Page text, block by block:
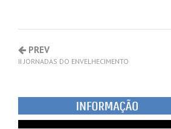
PREV
II JORNADAS DO ENVELHECIMENTO